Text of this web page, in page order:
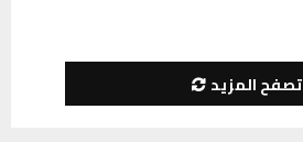
تصفح المزيد